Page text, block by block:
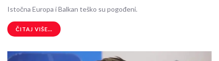
Istočna Europa i Balkan teško su pogođeni.
ČITAJ VIŠE...